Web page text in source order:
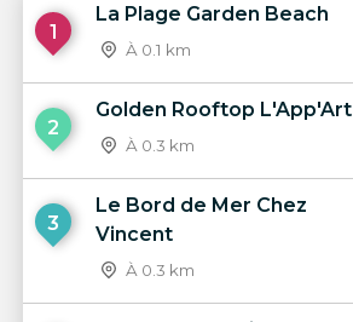
1
La Plage Garden Beach
À 0.1 km
2
Golden Rooftop L'App'Art
À 0.3 km
3
Le Bord de Mer Chez
Vincent
À 0.3 km